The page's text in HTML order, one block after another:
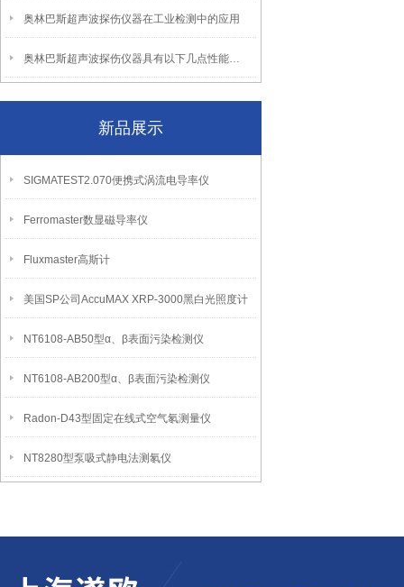
奥林巴斯超声波探伤仪器在工业检测中的应用
奥林巴斯超声波探伤仪器具有以下几点性能优势
新品展示
SIGMATEST2.070便携式涡流电导率仪
Ferromaster数显磁导率仪
Fluxmaster高斯计
美国SP公司AccuMAX XRP-3000黑白光照度计
NT6108-AB50型α、β表面污染检测仪
NT6108-AB200型α、β表面污染检测仪
Radon-D43型固定在线式空气氡测量仪
NT8280型泵吸式静电法测氡仪